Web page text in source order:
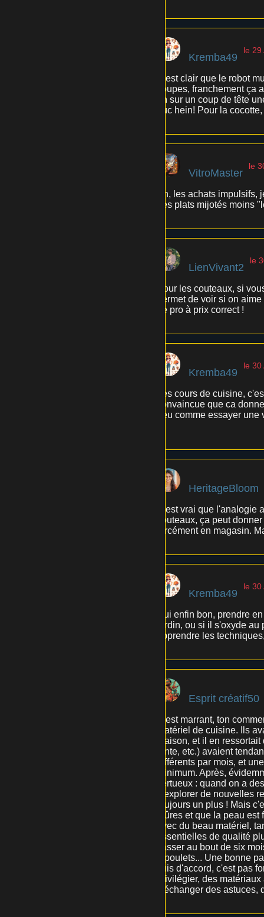
Kremba49
le 29
C'est clair que le robot
soupes, franchement
un sur un coup de tête
truc hein! Pour la
VitroMaster
le
Ah, les achats
des plats mijotés moins
LienVivant2
le
Pour les couteaux, si
permet de voir si on
de pro à prix correct !
Kremba49
le 30
Les cours de cuisine,
convaincue que ca
peu comme essayer
HeritageBloom
C'est vrai que l'analogie
couteaux, ça peut
forcément en magasin.
Kremba49
le 30
Oui enfin bon, prendre
jardin, ou si il s'oxyde
apprendre les
Esprit créatif50
C'est marrant, ton
matériel de cuisine. Ils
maison, et il en
fonte, etc.) avaient
différents par mois, et
minimum. Après,
vertueux : quand on a
d'explorer de nouvelles
toujours un plus ! Mais
mûres et que la peau
avec du beau matériel,
essentielles de qualité
casser au bout de six
2 poulets... Une bonne
suis d'accord, c'est pas
privilégier, des
d'échanger des